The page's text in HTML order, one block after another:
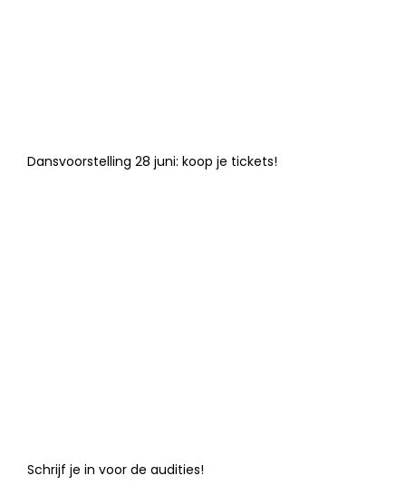
Dansvoorstelling 28 juni: koop je tickets!
Schrijf je in voor de audities!